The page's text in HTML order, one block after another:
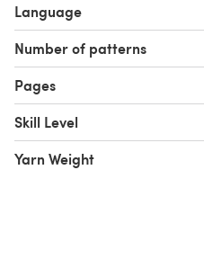
Language
Number of patterns
Pages
Skill Level
Yarn Weight